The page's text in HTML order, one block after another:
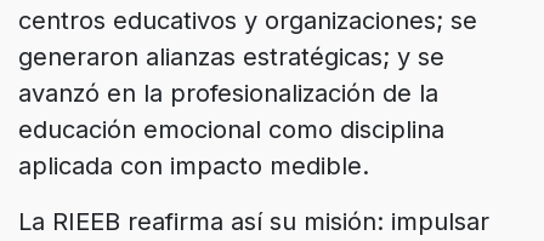
centros educativos y organizaciones; se
generaron alianzas estratégicas; y se
avanzó en la profesionalización de la
educación emocional como disciplina
aplicada con impacto medible.
La RIEEB reafirma así su misión: impulsar